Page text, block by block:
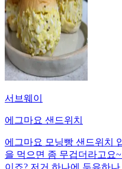
서브웨이
에그마요 샌드위치
에그마요 모닝빵 샌드위치
을 먹으면 좀 무겁더라고요
이죠? 저거 하나에 두유하